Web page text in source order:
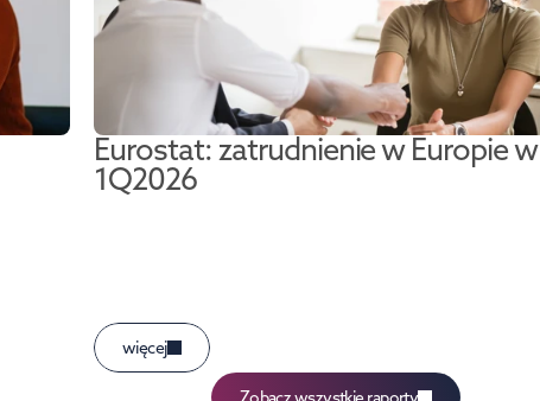
Eurostat: zatrudnienie w Europie w
1Q2026
więcej